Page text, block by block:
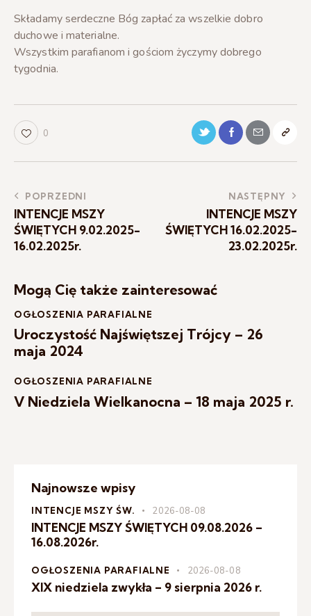
Składamy serdeczne Bóg zapłać za wszelkie dobro
duchowe i materialne.
Wszystkim parafianom i gościom życzymy dobrego
tygodnia.
0
POPRZEDNI
INTENCJE MSZY
ŚWIĘTYCH 9.02.2025-
16.02.2025r.
NASTĘPNY
INTENCJE MSZY
ŚWIĘTYCH 16.02.2025-
23.02.2025r.
Mogą Cię także zainteresować
OGŁOSZENIA PARAFIALNE
Uroczystość Najświętszej Trójcy – 26
maja 2024
OGŁOSZENIA PARAFIALNE
V Niedziela Wielkanocna – 18 maja 2025 r.
Najnowsze wpisy
INTENCJE MSZY ŚW. 2026-08-08
INTENCJE MSZY ŚWIĘTYCH 09.08.2026 –
16.08.2026r.
OGŁOSZENIA PARAFIALNE 2026-08-08
XIX niedziela zwykła – 9 sierpnia 2026 r.